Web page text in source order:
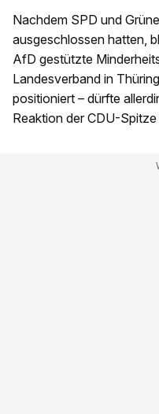
Nachdem SPD und
ausgeschlossen hatten,
AfD gestützte
Landesverband in
positioniert – dürfte
Reaktion der CDU-